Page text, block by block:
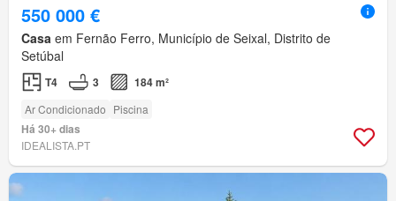
550 000 €
Casa em Fernão Ferro, Município de Seixal, Distrito de
Setúbal
T4 3 184 m²
Ar Condicionado Piscina
Há 30+ dias
IDEALISTA.PT